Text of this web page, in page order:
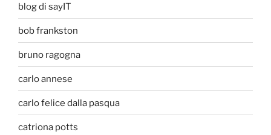
blog di sayIT
bob frankston
bruno ragogna
carlo annese
carlo felice dalla pasqua
catriona potts